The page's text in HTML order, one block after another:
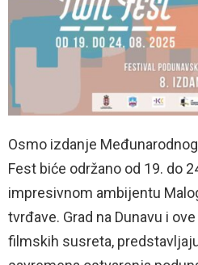
Osmo izdanje
Fest biće održano od 19. do
impresivnom ambijentu
tvrđave. Grad na Dunavu i
filmskih susreta,